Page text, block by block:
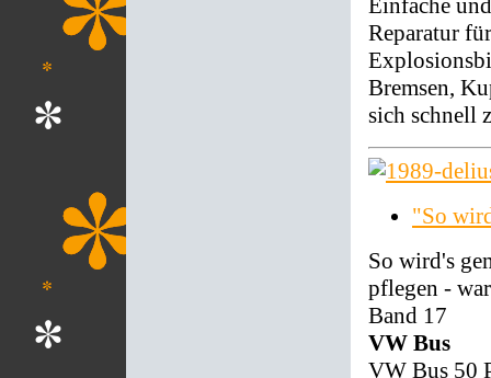
Einfache
Reparatur
Bremsen,
sich schnell
"So
So wird's
pflegen -
Band 17
VW Bus
VW Bus 50